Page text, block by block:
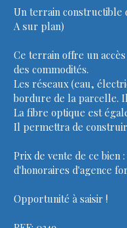
Un terrain constructible
A sur plan)
Ce terrain offre un
des commodités.
Les réseaux (eau,
bordure de la parcelle.
La fibre optique est
Il permettra de
Prix de vente de ce bien
d'honoraires d'agence
Opportunité à saisir !